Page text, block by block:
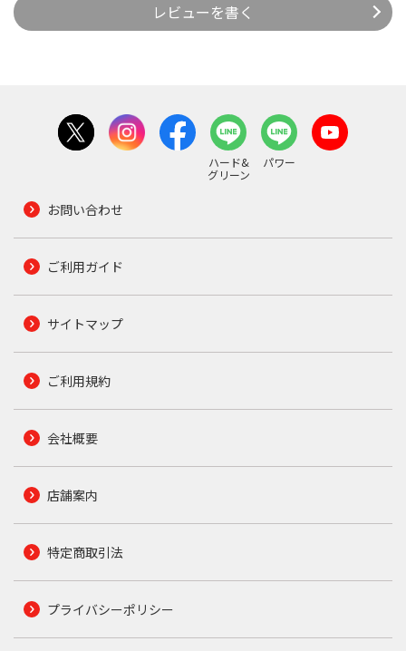
レビューを書く
ハード&
グリーン
パワー
お問い合わせ
ご利用ガイド
サイトマップ
ご利用規約
会社概要
店舗案内
特定商取引法
プライバシーポリシー